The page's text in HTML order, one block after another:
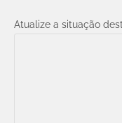
Atualize a situação